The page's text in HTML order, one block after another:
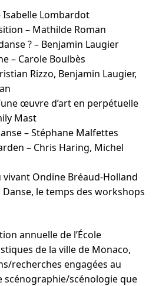
Lombardot
– Mathilde Roman
? – Benjamin Laugier
– Carole Boulbès
Rizzo, Benjamin Laugier,
œuvre d’art en perpétuelle
Mast
– Stéphane Malfettes
– Chris Haring, Michel
vivant Ondine Bréaud-Holland
Danse, le temps des workshops
annuelle de l’École
de la ville de Monaco,
recherches engagées au
scénographie/scénologie que